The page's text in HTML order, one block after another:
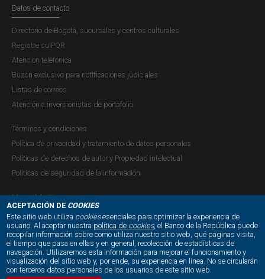
ACEPTACIÓN DE COOKIES
Este sitio web utiliza cookiesesenciales para optimizar la experiencia de
usuario. Al aceptar nuestra política de cookies, el Banco de la República puede
recopilar información sobre como utiliza nuestro sitio web, qué páginas visita,
el tiempo que pasa en ellas y en general, recolección de estadísticas de
navegación. Utilizaremos esta información para mejorar el funcionamiento y
visualización del sitio web y, por ende, su experiencia en línea. No se circularán
con terceros datos personales de los usuarios de este sitio web.
Datos de contacto
Directorio de Bogotá, sucursales y centros culturales
Registre su PQR
Atención telefónica
Buzón exclusivo para notificaciones judiciales
Listas de correos
Atención a inversionistas de portafolio
Términos y condiciones
Política de privacidad y tratamiento de datos personales
Políticas de derechos de autor y Propiedad intelectual
Políticas de seguridad de la información
Mapa del sitio
NUESTRAS REDES SOCIALES: